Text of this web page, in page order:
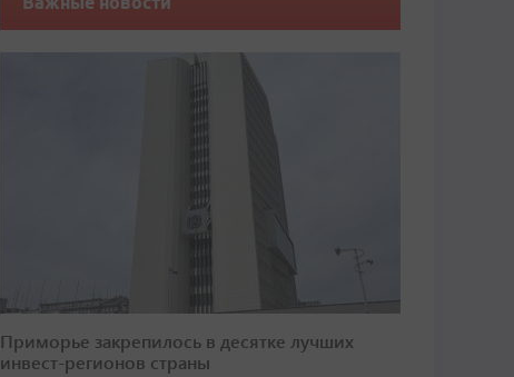
Приморье закрепилось в десятке лучших
инвест-регионов страны